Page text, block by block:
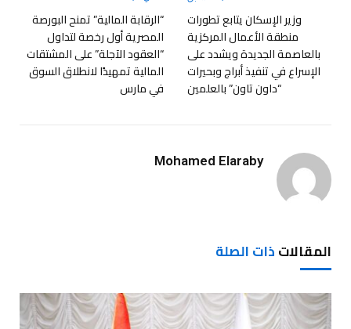
وزير الإسكان يتابع تطورات
منطقة الأعمال المركزية
بالعاصمة الجديدة ويشدد على
الإسراع في تنفيذ أبراج وبحيرات
“داون تاون” بالعلمين
“الرقابة المالية” تمنح البورصة
المصرية أول رخصة لتداول
“العقود الآجلة” على المشتقات
المالية تمهيدًا لانطلاق السوق
في مارس
Mohamed Elaraby
المقالاتذات الصلة